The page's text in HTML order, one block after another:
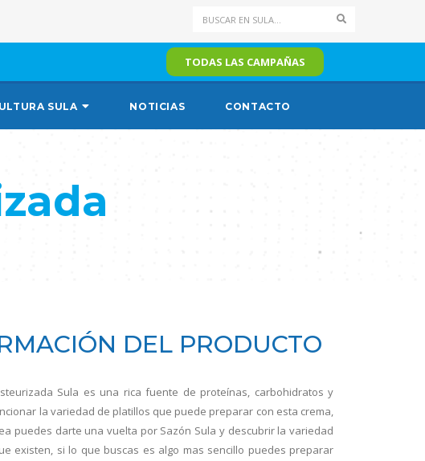
Search
TODAS LAS CAMPAÑAS
SULA NOTICIAS CONTACTO
DEL PRODUCTO
Sula es una rica fuente de proteínas, carbohidratos y
la variedad de platillos que puede preparar con esta crema,
puedes darte una vuelta por Sazón Sula y descubrir la variedad
existen, si lo que buscas es algo mas sencillo puedes preparar